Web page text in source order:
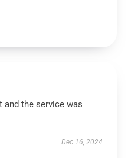
and the service was
Dec 16, 2024